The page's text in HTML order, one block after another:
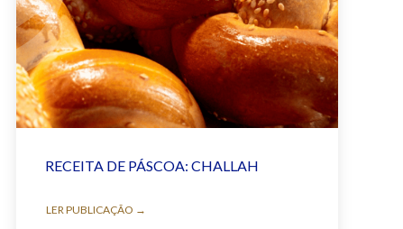
RECEITA DE PÁSCOA: CHALLAH
LER PUBLICAÇÃO →